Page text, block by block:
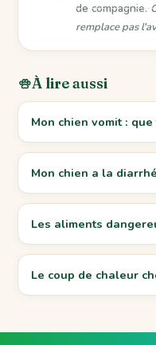
de compagnie.
remplace pas
À lire aussi
Mon chien vomit : que
Mon chien a la
Les aliments
Le coup de chaleur